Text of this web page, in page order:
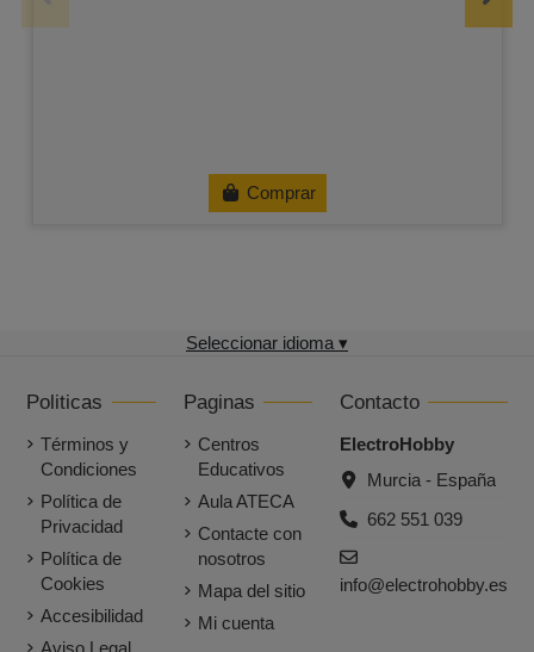
Comprar
Seleccionar idioma ▾
Politicas
Términos y
Condiciones
Política de
Privacidad
Política de
Cookies
Accesibilidad
Aviso Legal
Paginas
Centros
Educativos
Aula ATECA
Contacte con
nosotros
Mapa del sitio
Mi cuenta
Contacto
ElectroHobby
Murcia - España
662 551 039
info@electrohobby.es